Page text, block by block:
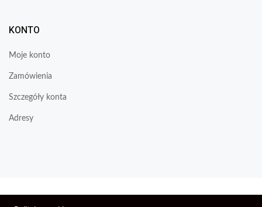
KONTO
Moje konto
Zamówienia
Szczegóły konta
Adresy